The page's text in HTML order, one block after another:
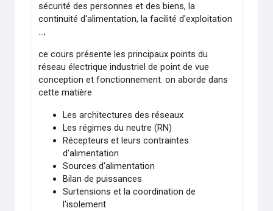
sécurité des personnes et des biens, la
continuité d'alimentation, la facilité d'exploitation
...,
ce cours présente les principaux points du
réseau électrique industriel de point de vue
conception et fonctionnement. on aborde dans
cette matière
Les architectures des réseaux
Les régimes du neutre (RN)
Récepteurs et leurs contraintes
d'alimentation
Sources d'alimentation
Bilan de puissances
Surtensions et la coordination de
l'isolement